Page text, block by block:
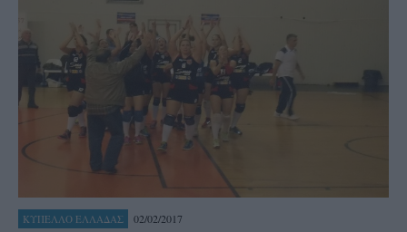
ΚΥΠΕΛΛΟ ΕΛΛΑΔΑΣ 02/02/2017